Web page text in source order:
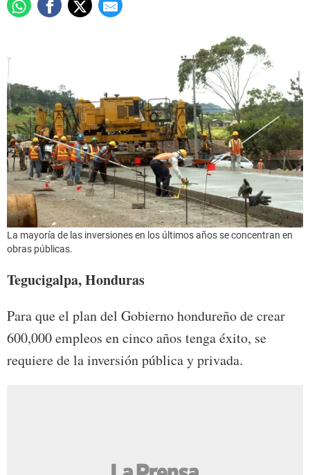
La mayoría de las inversiones en los últimos años se concentran en
obras públicas.
Tegucigalpa, Honduras
Para que el plan del Gobierno hondureño de crear
600,000 empleos en cinco años tenga éxito, se
requiere de la inversión pública y privada.